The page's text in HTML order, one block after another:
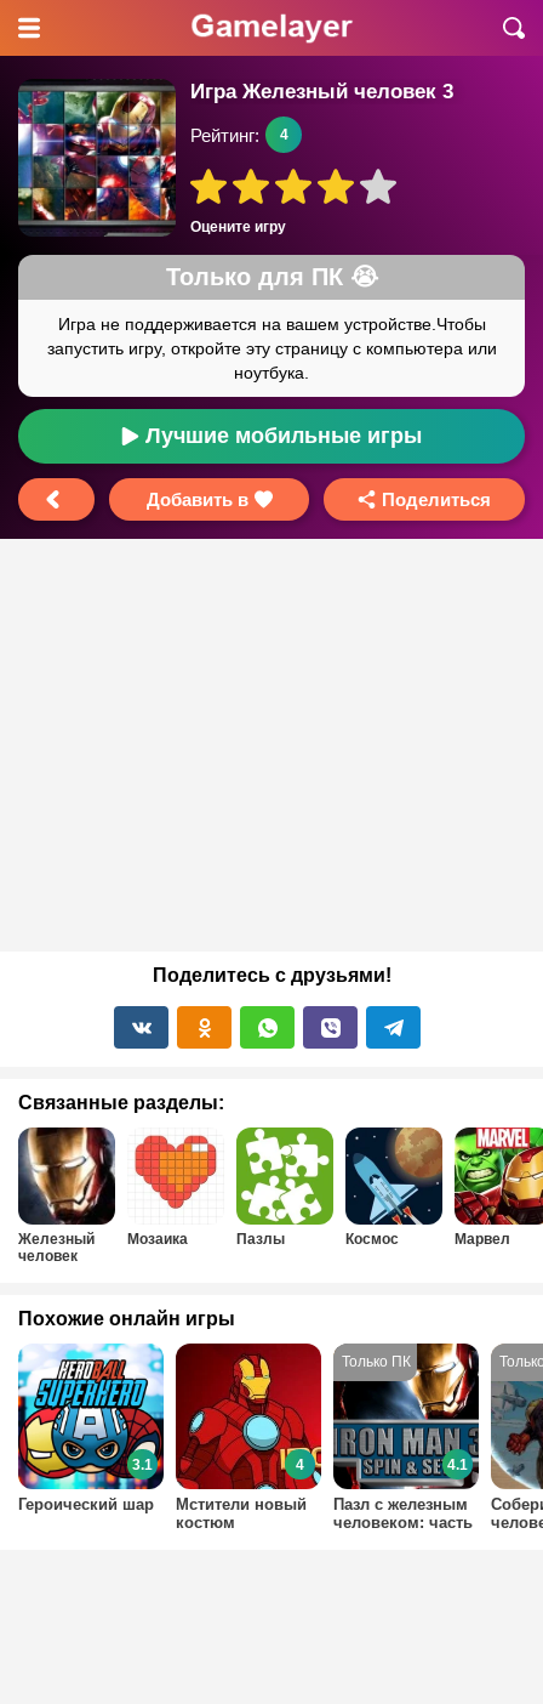
Игра Железный человек 3
Оцените игру
Рейтинг: 4
Лучшие мобильные игры
Добавить в Поделиться
Поделитесь с друзьями!
Связанные разделы:
Железный
человек
Мозаика Пазлы Космос Марвел
Похожие онлайн игры
Пазл с железным
человеком: часть
4.1
Героический шар
3.1
Мстители новый
костюм
4